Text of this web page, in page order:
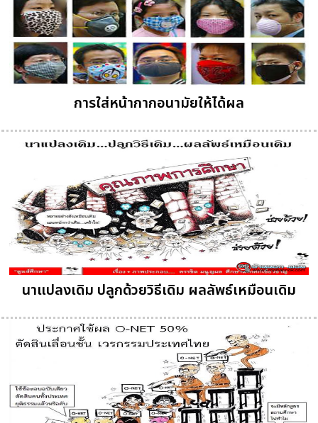
การใส่หน้ากากอนามัยให้ได้ผล
นาแปลงเดิม ปลูกด้วยวิธีเดิม ผลลัพธ์เหมือนเดิม